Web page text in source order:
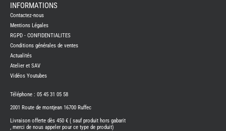
CAMPING-
BENIMAR
CAMPING-
CARADO
CAMPING-
ITINEO
CAMPING-
OCCASION
INFORMATIONS
Contactez-nous
Mentions Légales
RGPD - CONFIDENTIALITES
Conditions générales de ventes
Actualités
Atelier et SAV
Vidéos Youtubes
Téléphone : 05 45 31 05 58
2001 Route de montjean 16700 Ruffec
Livraison offerte dès 450 € ( sauf produit hors gabarit
, merci de nous appeler pour ce type de produit)